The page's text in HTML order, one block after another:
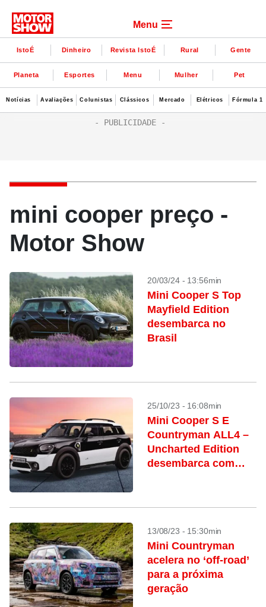
Menu
IstoÉ Dinheiro Revista IstoÉ Rural Gente
Planeta Esportes Menu Mulher Pet
Notícias Avaliações Colunistas Clássicos Mercado Elétricos Fórmula 1
mini cooper preço -
Motor Show
20/03/24 - 13:56min
Mini Cooper S Top
Mayfield Edition
desembarca no
Brasil
25/10/23 - 16:08min
Mini Cooper S E
Countryman ALL4 –
Uncharted Edition
desembarca com
13/08/23 - 15:30min
Mini Countryman
acelera no ‘off-road’
para a próxima
geração